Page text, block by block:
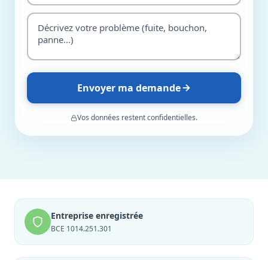
Envoyer ma demande
Vos données restent confidentielles.
Entreprise enregistrée
BCE 1014.251.301